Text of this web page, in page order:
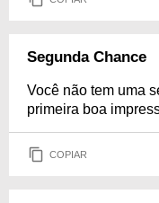
Segunda Chance
Você não tem uma
primeira boa
COPIAR